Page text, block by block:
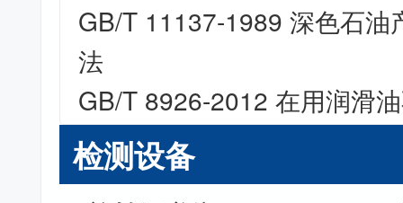
GB/T 11137-1989 深色石油
法
GB/T 8926-2012 在用润滑
检测设备